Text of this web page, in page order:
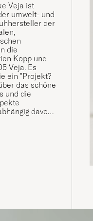
Veja ist
umwelt- und
der
die
Kopp und
Veja. Es
ein "Projekt?
das schöne
und die
davon,